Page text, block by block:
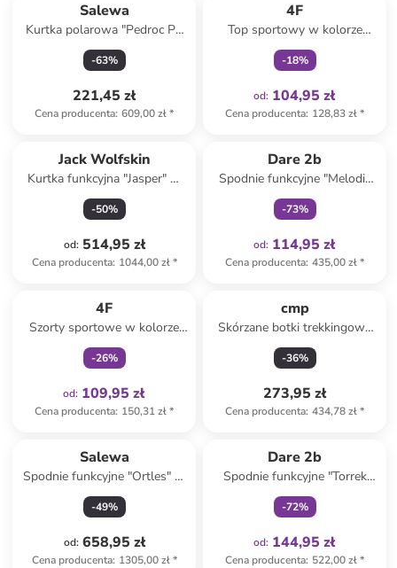
Salewa
Kurtka polarowa "Pedroc PL
2" w kolorze jasnobrązowym
-63%
221,45 zł
Cena producenta: 609,00 zł*
4F
Top sportowy w kolorze
różowym
-18%
od: 104,95 zł
Cena producenta: 128,83 zł*
Jack Wolfskin
Kurtka funkcyjna "Jasper" w
kolorze czarnym
-50%
od: 514,95 zł
Cena producenta: 1044,00 zł*
Dare 2b
Spodnie funkcyjne "Melodic
III" w kolorze czarnym
-73%
od: 114,95 zł
Cena producenta: 435,00 zł*
4F
Szorty sportowe w kolorze
czarnym
-26%
od: 109,95 zł
Cena producenta: 150,31 zł*
cmp
Skórzane botki trekkingowe
"Rigel" w kolorze granatowym
-36%
273,95 zł
Cena producenta: 434,78 zł*
Salewa
Spodnie funkcyjne "Ortles" w
kolorze czarnym
-49%
od: 658,95 zł
Cena producenta: 1305,00 zł*
Dare 2b
Spodnie funkcyjne "Torrek
Lite" w kolorze granatowym
-72%
od: 144,95 zł
Cena producenta: 522,00 zł*